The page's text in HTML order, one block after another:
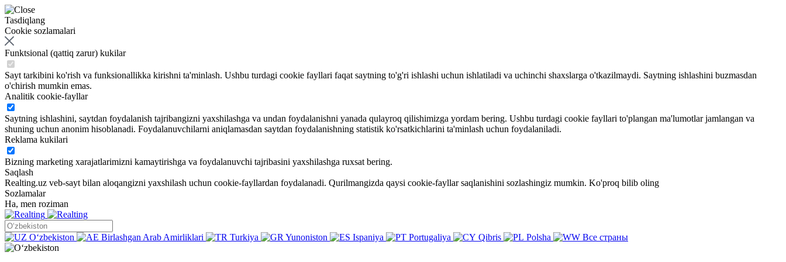
Tasdiqlang
Cookie sozlamalari
Funktsional (qattiq zarur) kukilar
Sayt tarkibini ko'rish va funksionallikka kirishni ta'minlash. Ushbu turdagi cookie fayllari faqat saytning to'g'ri ishlashi uchun ishlatiladi va uchinchi shaxslarga o'tkazilmaydi. Saytning ishlashini buzmasdan
o'chirish mumkin emas.
Analitik cookie-fayllar
Saytning ishlashini, saytdan foydalanish tajribangizni yaxshilashga va undan foydalanishni yanada qulayroq qilishimizga yordam bering. Ushbu turdagi cookie fayllari to'plangan ma'lumotlar jamlangan va
shuning uchun anonim hisoblanadi. Foydalanuvchilarni aniqlamasdan saytdan foydalanishning statistik ko'rsatkichlarini ta'minlash uchun foydalaniladi.
Reklama kukilari
Bizning marketing xarajatlarimizni kamaytirishga va foydalanuvchi tajribasini yaxshilashga ruxsat bering.
Saqlash
Realting.uz veb-sayt bilan aloqangizni yaxshilash uchun cookie-fayllardan foydalanadi. Qurilmangizda qaysi cookie-fayllar saqlanishini sozlashingiz mumkin. Ko'proq bilib oling
Sozlamalar
Ha, men roziman
Oʻzbekiston Birlashgan Arab Amirliklari Turkiya Yunoniston Ispaniya Portugaliya Qibris Polsha Все страны